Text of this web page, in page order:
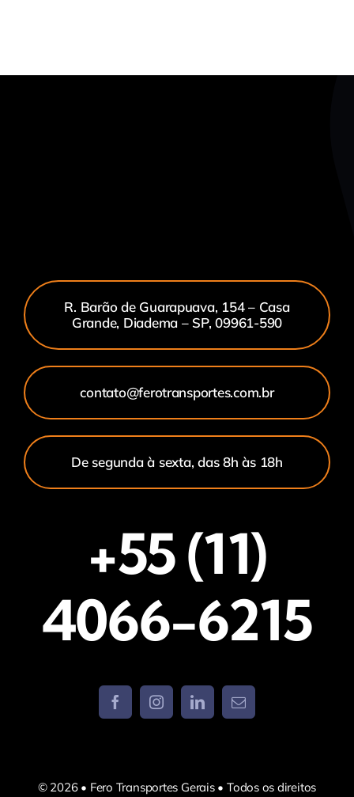
R. Barão de Guarapuava, 154 – Casa
Grande, Diadema – SP, 09961-590
contato@ferotransportes.com.br
De segunda à sexta, das 8h às 18h
+55 (11)
4066-6215
© 2026 • Fero Transportes Gerais • Todos os direitos